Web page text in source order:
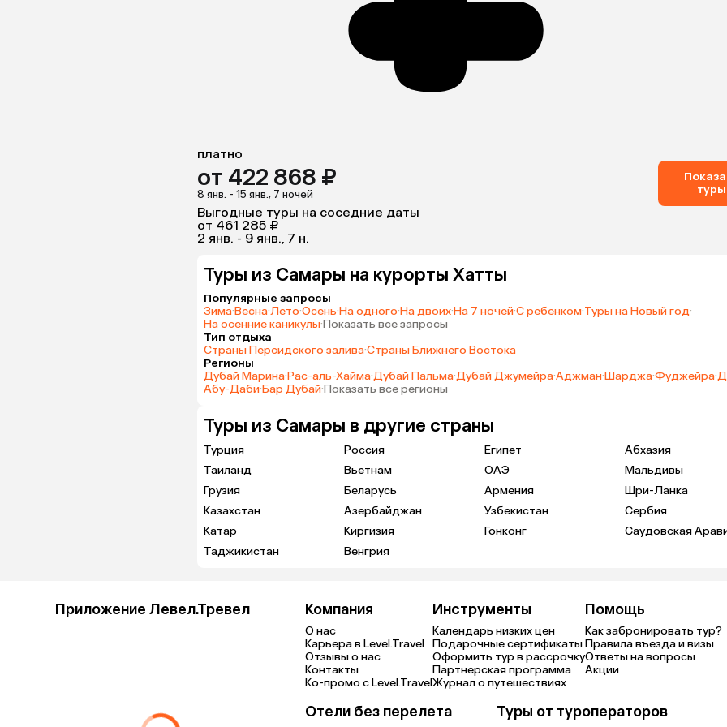
платно
от 422 868 ₽
8 янв. - 15 янв., 7 ночей
туры
Выгодные туры на соседние даты
от 461 285 ₽
2 янв. - 9 янв., 7 н.
Туры из Самары на курорты Хатты
Популярные запросы
Зима·Весна·Лето·Осень·На одного·На двоих·На 7 ночей·С ребенком·Туры на Новый год·
На осенние каникулы·Показать все запросы
Тип отдыха
Страны Персидского залива·Страны Ближнего Востока
Регионы
Дубай Марина·Рас-аль-Хайма·Дубай Пальма·Дубай Джумейра·Аджман·Шарджа·Фуджейра·
Абу-Даби·Бар Дубай·Показать все регионы
Туры из Самары в другие страны
Турция Россия Египет
Абхазия
Таиланд
Вьетнам ОАЭ
Мальдивы
Грузия
Беларусь Армения
Шри-Ланка
Казахстан
Азербайджан Узбекистан
Сербия
Катар
Киргизия Гонконг
Саудовская
Таджикистан
Венгрия
Приложение Левел.Тревел Компания
О нас
Карьера в Level.Travel
Отзывы о нас
Контакты
Ко-промо с Level.Travel
Инструменты
Календарь низких цен
Подарочные сертификаты
Оформить тур в рассрочку
Партнерская программа
Журнал о путешествиях
Помощь
Как забронировать тур?
Правила въезда и визы
Ответы на вопросы
Акции
Отели без перелета Туры от туроператоров